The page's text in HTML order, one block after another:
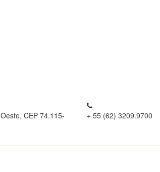
CEP 74.115-
+ 55 (62) 3209.9700